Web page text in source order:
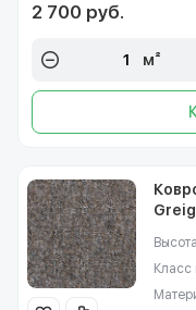
2 700 руб.
м²
Класс